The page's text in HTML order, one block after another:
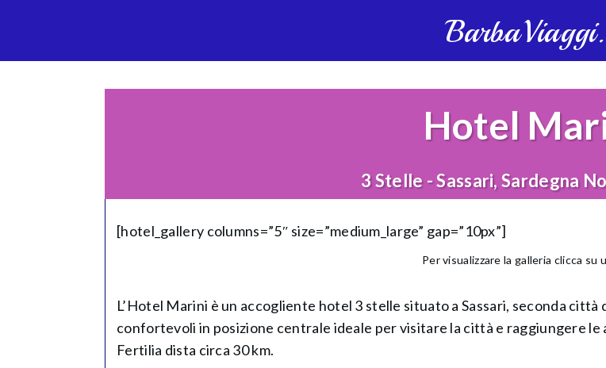
Hotel
3 Stelle - Sassari, Sardegna
[hotel_gallery columns=”5″ size=”medium_large” gap=”10px”]
Per visualizzare la galleria clicca su
L’Hotel Marini è un accogliente hotel 3 stelle situato a Sassari, seconda
confortevoli in posizione centrale ideale per visitare la città e raggiungere le
Fertilia dista circa 30 km.